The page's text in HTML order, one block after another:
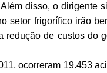
disso, o dirigente
setor frigorífico irão
redução de custos do
ocorreram 19.453